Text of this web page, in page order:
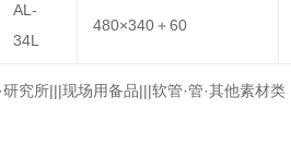
AL-
34L
480×340＋60
研究所|||现场用备品|||软管·管·其他素材类